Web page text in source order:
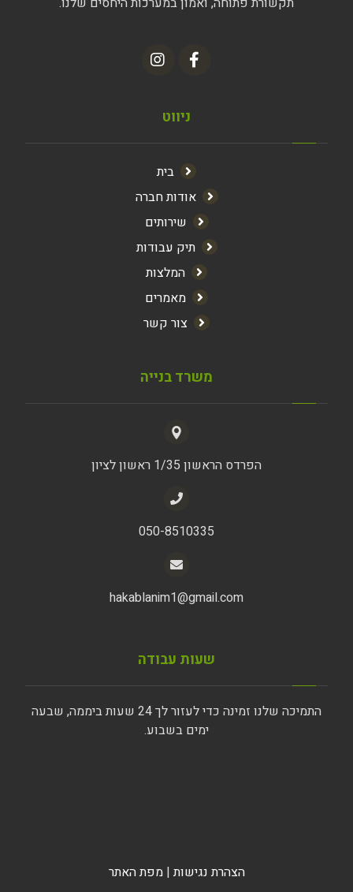
ניווט
בית
אודות חברה
שירותים
תיק עבודות
המלצות
מאמרים
צור קשר
משרד בנייה
הפרדס הראשון 1/35 ראשון לציון
050-8510335
hakablanim1@gmail.com
שעות עבודה
התמיכה שלנו זמינה כדי לעזור לך 24 שעות ביממה, שבעה
ימים בשבוע.
הצהרת נגישות|מפת האתר